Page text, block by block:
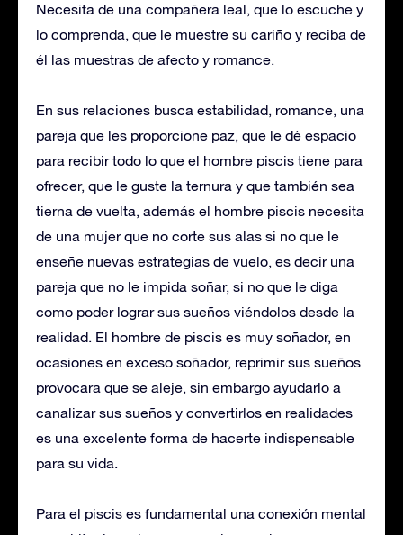
Necesita de una compañera leal, que lo escuche y
lo comprenda, que le muestre su cariño y reciba de
él las muestras de afecto y romance.
En sus relaciones busca estabilidad, romance, una
pareja que les proporcione paz, que le dé espacio
para recibir todo lo que el hombre piscis tiene para
ofrecer, que le guste la ternura y que también sea
tierna de vuelta, además el hombre piscis necesita
de una mujer que no corte sus alas si no que le
enseñe nuevas estrategias de vuelo, es decir una
pareja que no le impida soñar, si no que le diga
como poder lograr sus sueños viéndolos desde la
realidad. El hombre de piscis es muy soñador, en
ocasiones en exceso soñador, reprimir sus sueños
provocara que se aleje, sin embargo ayudarlo a
canalizar sus sueños y convertirlos en realidades
es una excelente forma de hacerte indispensable
para su vida.
Para el piscis es fundamental una conexión mental